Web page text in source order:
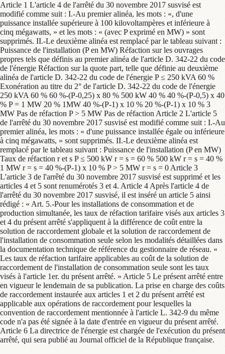
Article 1 L'article 4 de l'arrêté du 30 novembre 2017 susvisé est
modifié comme suit : I.-Au premier alinéa, les mots : «, d'une
puissance installée supérieure à 100 kilovoltampères et inférieure à
cinq mégawatts, » et les mots : « (avec P exprimé en MW) » sont
supprimés. II.-Le deuxième alinéa est remplacé par le tableau suivant :
Puissance de l'installation (P en MW) Réfaction sur les ouvrages
propres tels que définis au premier alinéa de l'article D. 342-22 du code
de l'énergie Réfaction sur la quote part, telle que définie au deuxième
alinéa de l'article D. 342-22 du code de l'énergie P ≤ 250 kVA 60 %
Exonération au titre du 2° de l'article D. 342-22 du code de l'énergie
250 kVA 60 % 60 %-(P-0,25) x 80 % 500 kW 40 % 40 %-(P-0,5) x 40
% P = 1 MW 20 % 1MW 40 %-(P-1) x 10 % 20 %-(P-1) x 10 % 3
MW Pas de réfaction P > 5 MW Pas de réfaction Article 2 L'article 5
de l'arrêté du 30 novembre 2017 susvisé est modifié comme suit : I.-Au
premier alinéa, les mots : « d'une puissance installée égale ou inférieure
à cinq mégawatts, » sont supprimés. II.-Le deuxième alinéa est
remplacé par le tableau suivant : Puissance de l'installation (P en MW)
Taux de réfaction r et s P ≤ 500 kW r = s = 60 % 500 kW r = s = 40 %
1 MW r = s = 40 %-(P-1) x 10 % P > 5 MW r = s = 0 Article 3
L'article 3 de l'arrêté du 30 novembre 2017 susvisé est supprimé et les
articles 4 et 5 sont renumérotés 3 et 4. Article 4 Après l'article 4 de
l'arrêté du 30 novembre 2017 susvisé, il est inséré un article 5 ainsi
rédigé : « Art. 5.-Pour les installations de consommation et de
production simultanée, les taux de réfaction tarifaire visés aux articles 3
et 4 du présent arrêté s'appliquent à la différence de coût entre la
solution de raccordement globale et la solution de raccordement de
l'installation de consommation seule selon les modalités détaillées dans
la documentation technique de référence du gestionnaire de réseau. «
Les taux de réfaction tarifaire applicables au coût de la solution de
raccordement de l'installation de consommation seule sont les taux
visés à l'article 1er. du présent arrêté. » Article 5 Le présent arrêté entre
en vigueur le lendemain de sa publication. La prise en charge des coûts
de raccordement instaurée aux articles 1 et 2 du présent arrêté est
applicable aux opérations de raccordement pour lesquelles la
convention de raccordement mentionnée à l'article L. 342-9 du même
code n'a pas été signée à la date d'entrée en vigueur du présent arrêté.
Article 6 La directrice de l'énergie est chargée de l'exécution du présent
arrêté, qui sera publié au Journal officiel de la République française.